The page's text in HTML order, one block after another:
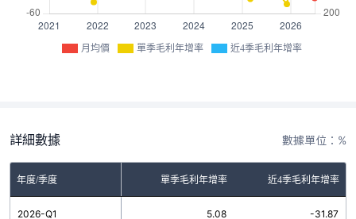
月均價 單季毛利年增率 近4季毛利年增率
詳細數據 數據單位：%
年度/季度 單季毛利年增率 近4季毛利年增率
2026-Q1 5.08 -31.87